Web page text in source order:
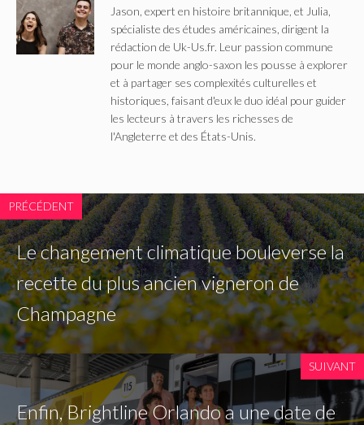
Jason, expert en histoire britannique, et Julia,
spécialiste des études américaines, dirigent la
rédaction de Uk-Us.fr. Leur passion commune
pour le monde anglo-saxon les pousse à explorer
et à partager ses complexités culturelles et
historiques, faisant d'eux le duo idéal pour guider
les lecteurs à travers les richesses de
l'Angleterre et des États-Unis.
PRÉCÉDENT
Le changement climatique bouleverse la
recette du plus ancien vigneron de
Champagne
SUIVANT
Enfin, Brightline Orlando a une date de